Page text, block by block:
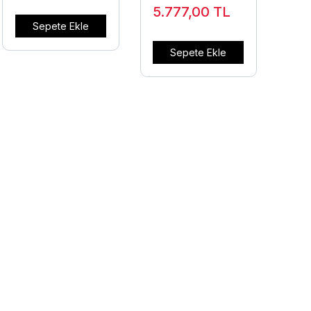
Sepete Ekle
5.777,00 TL
Sepete Ekle